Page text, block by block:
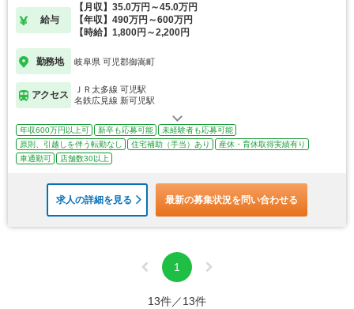
給与
【月収】35.0万円～45.0万円
【年収】490万円～600万円
【時給】1,800円～2,200円
勤務地 岐阜県 可児郡御嵩町
アクセス
ＪＲ太多線 可児駅
名鉄広見線 新可児駅
年収600万円以上可 新卒も応募可能
未経験者も応募可能
原則、引越しを伴う転勤なし
住宅補助（手当）あり
産休・育休取得実績有り
車通勤可
店舗数30以上
求人の詳細を見る 最新の募集状況を問い合わせる
1
13件／13件